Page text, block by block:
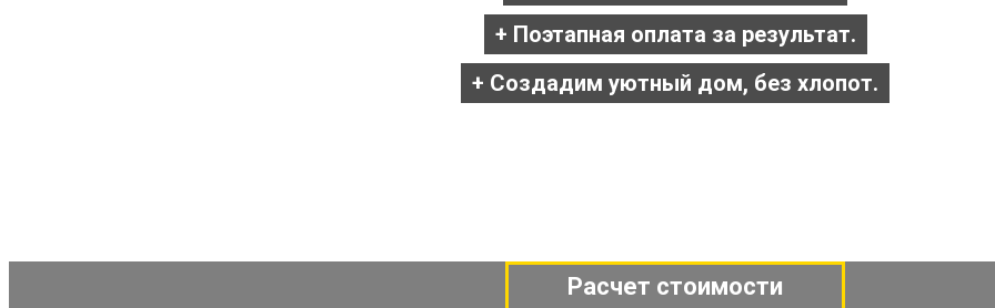
+ Поэтапная оплата за результат.
+ Создадим уютный дом, без хлопот.
Расчет стоимости